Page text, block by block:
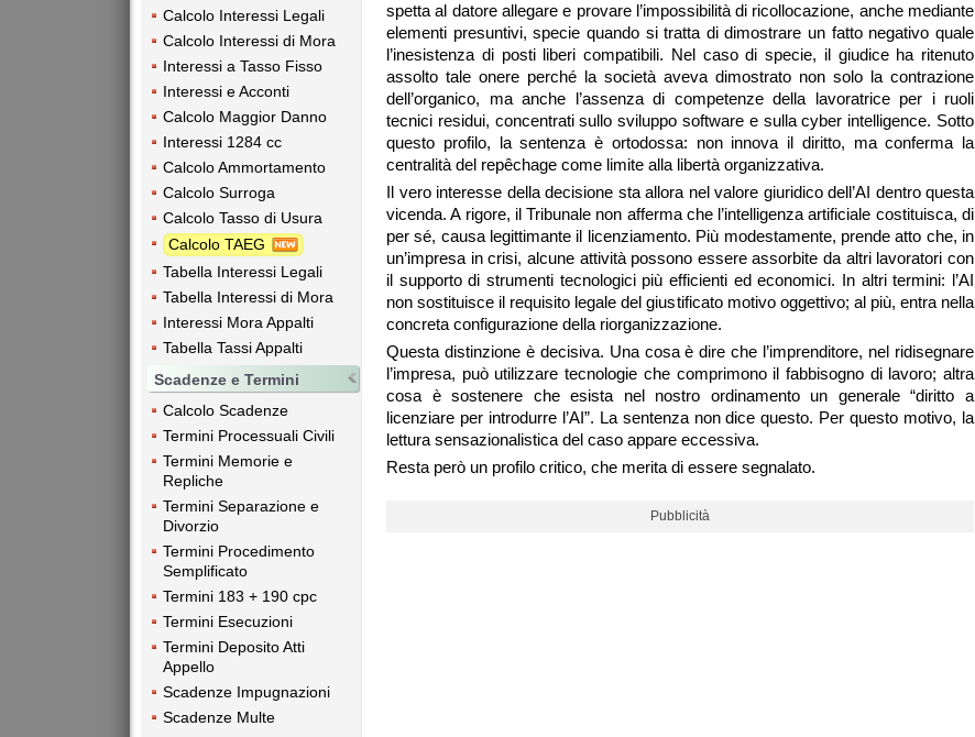
Calcolo Interessi Legali
Calcolo Interessi di Mora
Interessi a Tasso Fisso
Interessi e Acconti
Calcolo Maggior Danno
Interessi 1284 cc
Calcolo Ammortamento
Calcolo Surroga
Calcolo Tasso di Usura
Calcolo TAEG
Tabella Interessi Legali
Tabella Interessi di Mora
Interessi Mora Appalti
Tabella Tassi Appalti
Scadenze e Termini
Calcolo Scadenze
Termini Processuali Civili
Termini Memorie e
Repliche
Termini Separazione e
Divorzio
Termini Procedimento
Semplificato
Termini 183 + 190 cpc
Termini Esecuzioni
Termini Deposito Atti
Appello
Scadenze Impugnazioni
Scadenze Multe
spetta al datore allegare e provare l’impossibilità di ricollocazione, anche mediante
elementi presuntivi, specie quando si tratta di dimostrare un fatto negativo quale
l’inesistenza di posti liberi compatibili. Nel caso di specie, il giudice ha ritenuto
assolto tale onere perché la società aveva dimostrato non solo la contrazione
dell’organico, ma anche l’assenza di competenze della lavoratrice per i ruoli
tecnici residui, concentrati sullo sviluppo software e sulla cyber intelligence. Sotto
questo profilo, la sentenza è ortodossa: non innova il diritto, ma conferma la
centralità del repêchage come limite alla libertà organizzativa.
Il vero interesse della decisione sta allora nel valore giuridico dell’AI dentro questa
vicenda. A rigore, il Tribunale non afferma che l’intelligenza artificiale costituisca, di
per sé, causa legittimante il licenziamento. Più modestamente, prende atto che, in
un’impresa in crisi, alcune attività possono essere assorbite da altri lavoratori con
il supporto di strumenti tecnologici più efficienti ed economici. In altri termini: l’AI
non sostituisce il requisito legale del giustificato motivo oggettivo; al più, entra nella
concreta configurazione della riorganizzazione.
Questa distinzione è decisiva. Una cosa è dire che l’imprenditore, nel ridisegnare
l’impresa, può utilizzare tecnologie che comprimono il fabbisogno di lavoro; altra
cosa è sostenere che esista nel nostro ordinamento un generale “diritto a
licenziare per introdurre l’AI”. La sentenza non dice questo. Per questo motivo, la
lettura sensazionalistica del caso appare eccessiva.
Resta però un profilo critico, che merita di essere segnalato.
Pubblicità